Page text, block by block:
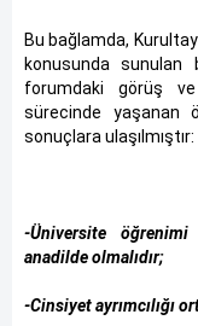
Bu bağlamda,
konusunda sunulan
forumdaki görüş
sürecinde yaşanan
sonuçlara ulaşılmıştır:
-Üniversite
anadilde olmalıdır;
-Cinsiyet ayrımcılığı